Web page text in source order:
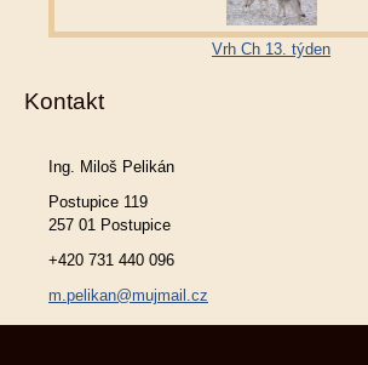
Vrh Ch 13. týden
Kontakt
Ing. Miloš Pelikán
Postupice 119
257 01 Postupice
+420 731 440 096
m.pelikan@mujmail.cz